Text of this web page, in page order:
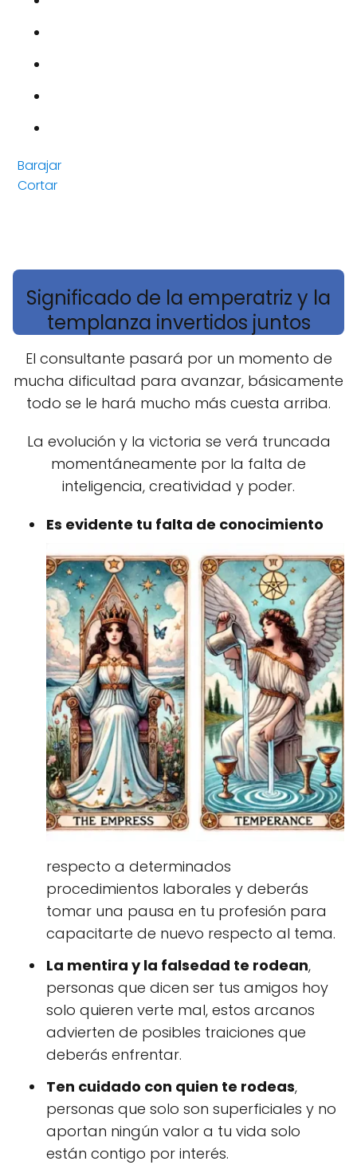
Barajar
Cortar
Significado de la emperatriz y la
templanza invertidos juntos
El consultante pasará por un momento de
mucha dificultad para avanzar, básicamente
todo se le hará mucho más cuesta arriba.
La evolución y la victoria se verá truncada
momentáneamente por la falta de
inteligencia, creatividad y poder.
Es evidente tu falta de conocimiento
respecto a determinados
procedimientos laborales y deberás
tomar una pausa en tu profesión para
capacitarte de nuevo respecto al tema.
La mentira y la falsedad te rodean,
personas que dicen ser tus amigos hoy
solo quieren verte mal, estos arcanos
advierten de posibles traiciones que
deberás enfrentar.
Ten cuidado con quien te rodeas,
personas que solo son superficiales y no
aportan ningún valor a tu vida solo
están contigo por interés.